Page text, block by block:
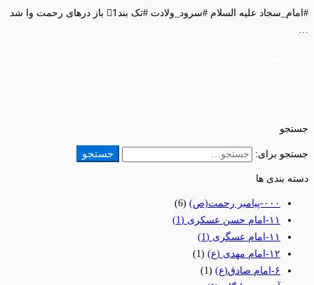
#امام_سجاد علیه السلام #سرود_ولادت #تک بند1⃣ باز درهای رحمت وا شد
…
جستجو
جستجو برای: جستجو
دسته بندی ها
٠٠٠-پیامبر رحمت(ص)
(6)
١١-امام حسن عسکری
(1)
١١-امام عسگری
(1)
١٢-امام مهدی (ع)
(1)
۶-امام صادق(ع)
(1)